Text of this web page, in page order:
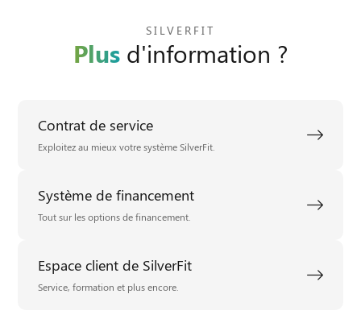
SILVERFIT
Plus d'information ?
Contrat de service
Exploitez au mieux votre système SilverFit.
Système de financement
Tout sur les options de financement.
Espace client de SilverFit
Service, formation et plus encore.